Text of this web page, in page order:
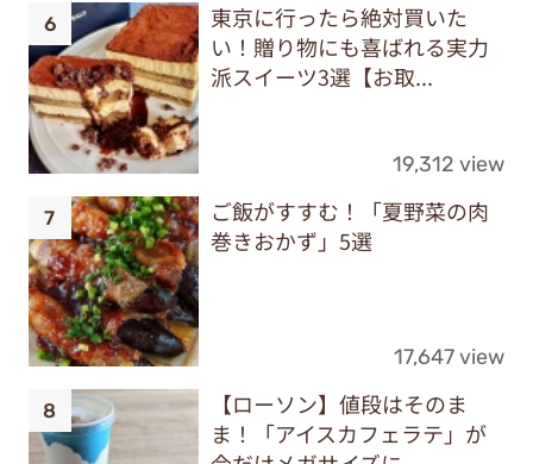
東京に行ったら絶対買いた
い！贈り物にも喜ばれる実力
派スイーツ3選【お取...
19,312 view
ご飯がすすむ！「夏野菜の肉
巻きおかず」5選
17,647 view
【ローソン】値段はそのま
ま！「アイスカフェラテ」が